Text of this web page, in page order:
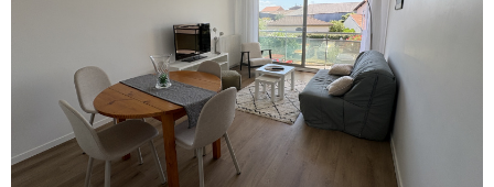
voir le
bien